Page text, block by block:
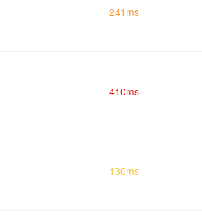
241ms
410ms
130ms